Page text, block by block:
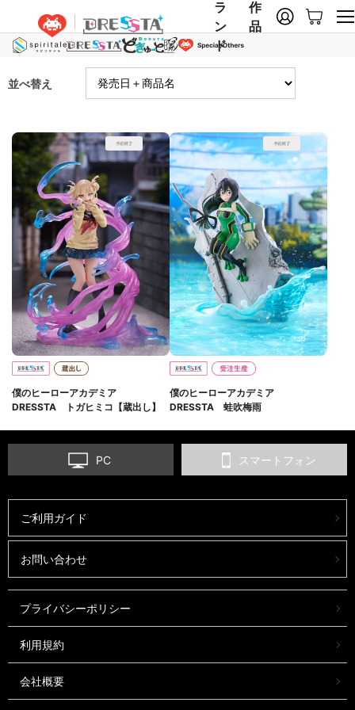
ラ
ン
ド
作
品
並べ替え
僕のヒーローアカデミア
DRESSTA トガヒミコ【蔵出し】
僕のヒーローアカデミア
DRESSTA 蛙吹梅雨
PC スマートフォン
ご利用ガイド
お問い合わせ
プライバシーポリシー
利用規約
会社概要